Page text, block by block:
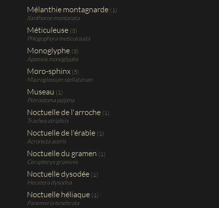
Mélanthie montagnarde (1)
Xanthoroe montanata
Méticuleuse (3)
Phlogophora meticulosata
Monoglyphe (3)
Apamea monoglypha
Moro-sphinx (5)
Macroglossum stellatarum
Museau (1)
Pterostoma palpina
Noctuelle de l'arroche (1)
Trachea atriplicis
Noctuelle de l'érable (1)
Acronicta aceris
Noctuelle du gramen (1)
Cerapteryx graminis
Noctuelle dysodée (1)
Hecatera dysodea
Noctuelle héliaque (1)
Panemeria tenebrata